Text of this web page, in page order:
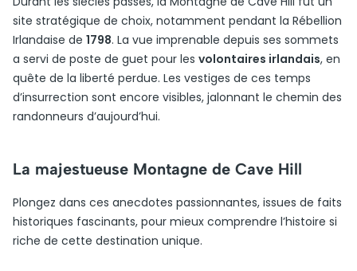
site stratégique de choix, notamment pendant la Rébellion
Irlandaise de 1798. La vue imprenable depuis ses sommets
a servi de poste de guet pour les volontaires irlandais, en
quête de la liberté perdue. Les vestiges de ces temps
d’insurrection sont encore visibles, jalonnant le chemin des
randonneurs d’aujourd’hui.
La majestueuse Montagne de Cave Hill
Plongez dans ces anecdotes passionnantes, issues de faits
historiques fascinants, pour mieux comprendre l’histoire si
riche de cette destination unique.